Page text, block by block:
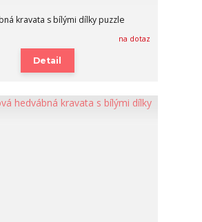
kravata s bílými dílky puzzle
na dotaz
Detail